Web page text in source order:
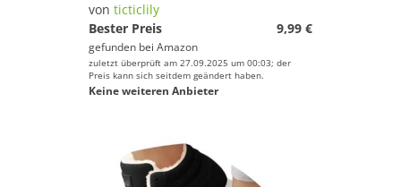
von ticticlily
Bester Preis
9,99 €
gefunden bei Amazon
zuletzt überprüft am 27.09.2025 um 00:03; der
Preis kann sich seitdem geändert haben.
Keine weiteren Anbieter